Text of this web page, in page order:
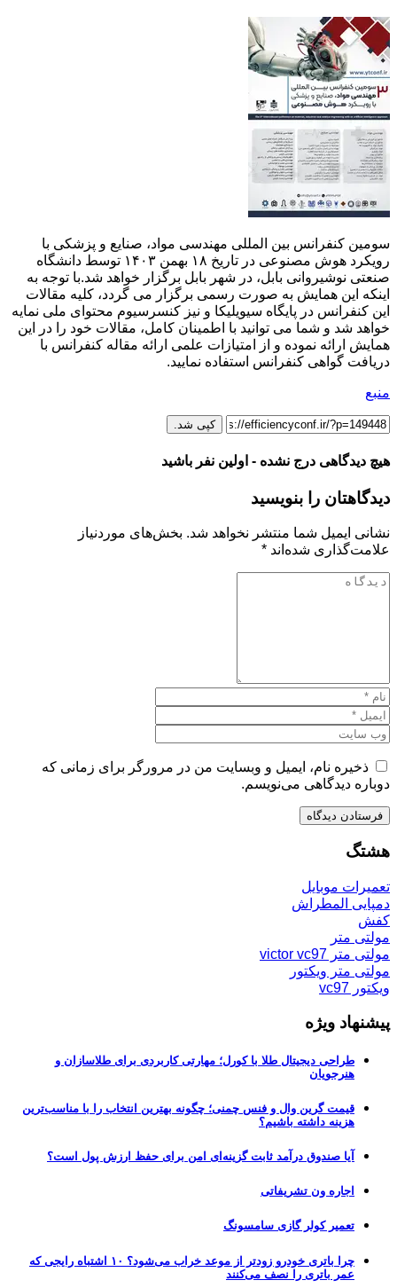
سومین کنفرانس بین المللی مهندسی مواد، صنایع و پزشکی با
رویکرد هوش مصنوعی در تاریخ ۱۸ بهمن ۱۴۰۳ توسط دانشگاه
صنعتی نوشیروانی بابل، در شهر بابل برگزار خواهد شد.با توجه به
اینکه این همایش به صورت رسمی برگزار می گردد، کلیه مقالات
این کنفرانس در پایگاه سیویلیکا و نیز کنسرسیوم محتوای ملی نمایه
خواهد شد و شما می توانید با اطمینان کامل، مقالات خود را در این
همایش ارائه نموده و از امتیازات علمی ارائه مقاله کنفرانس با
دریافت گواهی کنفرانس استفاده نمایید.
منبع
کپی شد.
هیچ دیدگاهی درج نشده - اولین نفر باشید
دیدگاهتان را بنویسید
نشانی ایمیل شما منتشر نخواهد شد. بخش‌های موردنیاز
علامت‌گذاری شده‌اند *
ذخیره نام، ایمیل و وبسایت من در مرورگر برای زمانی که
دوباره دیدگاهی می‌نویسم.
هشتگ
تعمیرات موبایل
دمپایی المطراش
کفش
مولتی متر
مولتی متر victor vc97
مولتی متر ویکتور
ویکتور vc97
پیشنهاد ویژه
طراحی دیجیتال طلا با کورل؛ مهارتی کاربردی برای طلاسازان و
هنرجویان
قیمت گرین وال و فنس چمنی؛ چگونه بهترین انتخاب را با مناسب‌ترین
هزینه داشته باشیم؟
آیا صندوق درآمد ثابت گزینه‌ای امن برای حفظ ارزش پول است؟
اجاره ون تشریفاتی
تعمیر کولر گازی سامسونگ
چرا باتری خودرو زودتر از موعد خراب می‌شود؟ ۱۰ اشتباه رایجی که
عمر باتری را نصف می‌کنند